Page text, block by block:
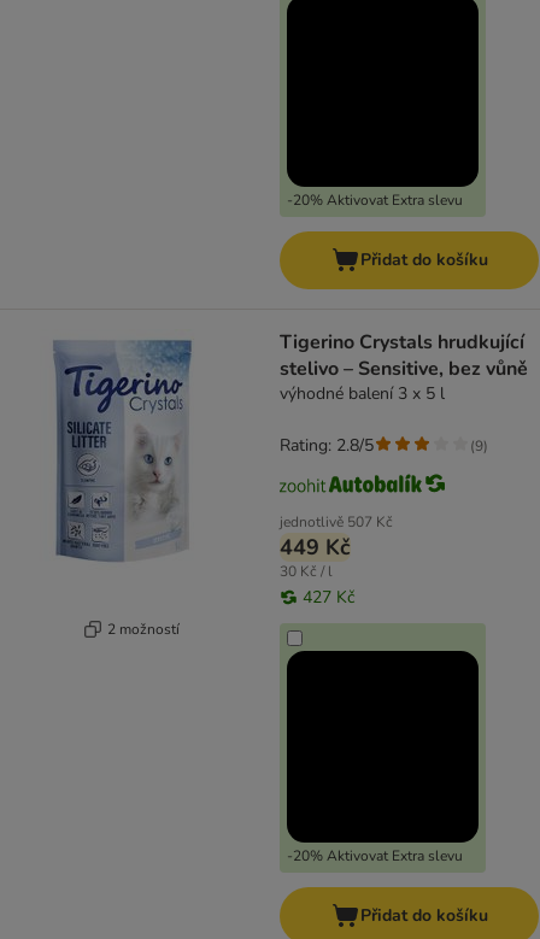
-20% Aktivovat Extra slevu
Přidat do košíku
2 možností
Tigerino Crystals hrudkující
stelivo – Sensitive, bez vůně
výhodné balení 3 x 5 l
jednotlivě 507 Kč
449 Kč
30 Kč / l
427 Kč
-20% Aktivovat Extra slevu
Rating: 2.8/5 (9)
Přidat do košíku